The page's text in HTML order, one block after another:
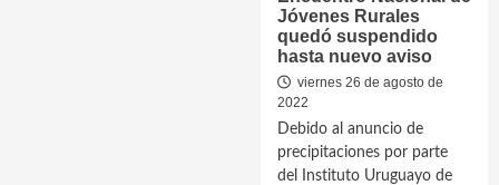
Jóvenes Rurales
quedó suspendido
hasta nuevo aviso
viernes 26 de agosto de
2022
Debido al anuncio de
precipitaciones por parte
del Instituto Uruguayo de